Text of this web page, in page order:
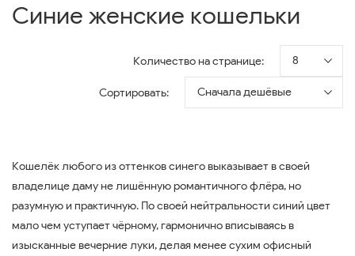
Синие женские кошельки
Количество на странице: 8
Сортировать: Сначала дешёвые
Кошелёк любого из оттенков синего выказывает в своей
владелице даму не лишённую романтичного флёра, но
разумную и практичную. По своей нейтральности синий цвет
мало чем уступает чёрному, гармонично вписываясь в
изысканные вечерние луки, делая менее сухим офисный